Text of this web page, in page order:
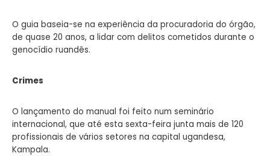
O guia baseia-se na experiência da procuradoria do órgão,
de quase 20 anos, a lidar com delitos cometidos durante o
genocídio ruandês.
Crimes
O lançamento do manual foi feito num seminário
internacional, que até esta sexta-feira junta mais de 120
profissionais de vários setores na capital ugandesa,
Kampala.